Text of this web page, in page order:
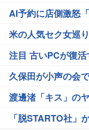
AI予約に店側激怒
米の人気セク女巡
注目 古いPCが復
久保田が小声の会
渡邊渚「キス」の
「脱STARTO社